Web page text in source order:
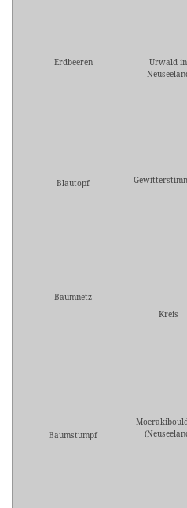
Erdbeeren
Urwald in
Blautopf
Baumnetz
Kreis
Baumstumpf